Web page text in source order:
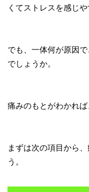
くてストレスを感じや
でも、一体何が原因
でしょうか。
痛みのもとがわかれば
まずは次の項目から
う。